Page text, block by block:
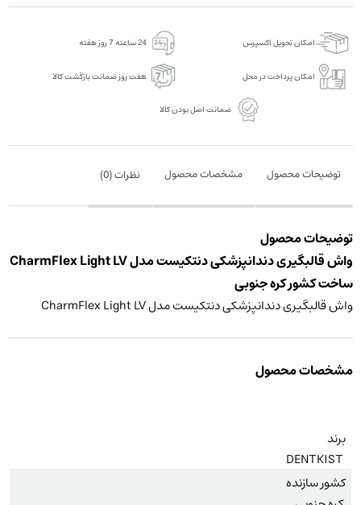
LV
امکان تحویل اکسپرس 24 ساعته 7 روز هفته
امکان پرداخت در محل هفت روز ضمانت بازگشت کالا
ضمانت اصل بودن کالا
توضیحات محصول مشخصات محصول نظرات (0
)
توضیحات محصول
واش قالبگیری دندانپزشکی دنتکیست مدل CharmFlex Light LV
ساخت کشور کره جنوبی
واش قالبگیری دندانپزشکی دنتکیست مدل CharmFlex Light LV
مشخصات محصول
برند
DENTKIST
کشور سازنده